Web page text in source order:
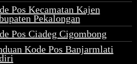
Pos Kecamatan Kajen
Pekalongan
Pos Ciadeg Cigombong
Kode Pos Banjarmlati